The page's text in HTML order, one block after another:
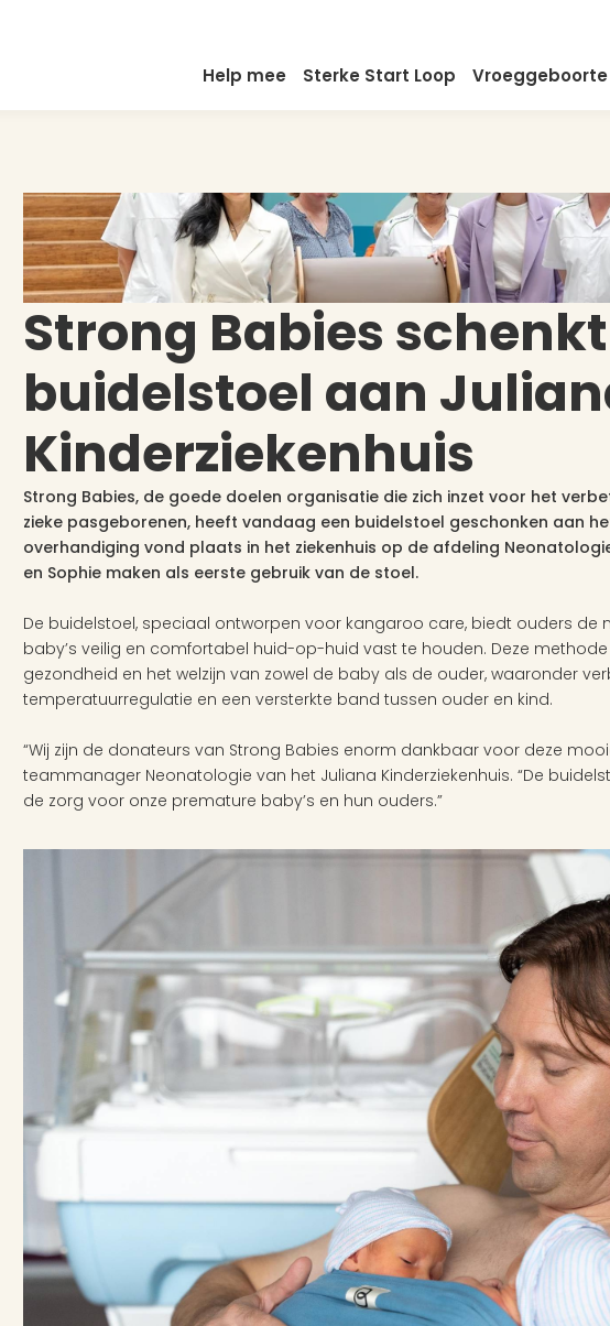
Help mee Sterke Start Loop Vroeggeboorte
Strong Babies schenkt
buidelstoel aan
Kinderziekenhuis
Strong Babies, de goede doelen organisatie die zich inzet voor het
zieke pasgeborenen, heeft vandaag een buidelstoel geschonken aan
overhandiging vond plaats in het ziekenhuis op de afdeling
en Sophie maken als eerste gebruik van de stoel.
De buidelstoel, speciaal ontworpen voor kangaroo care, biedt ouders de
baby’s veilig en comfortabel huid-op-huid vast te houden. Deze
gezondheid en het welzijn van zowel de baby als de ouder, waaronder
temperatuurregulatie en een versterkte band tussen ouder en kind.
“Wij zijn de donateurs van Strong Babies enorm dankbaar voor deze
teammanager Neonatologie van het Juliana Kinderziekenhuis. “De
de zorg voor onze premature baby’s en hun ouders.”